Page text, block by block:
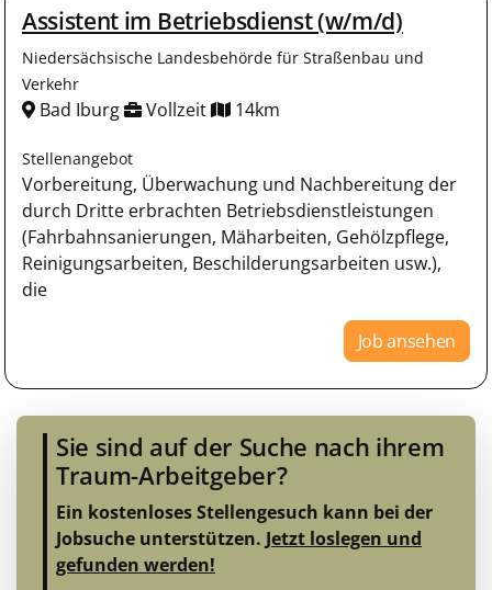
Assistent im Betriebsdienst (w/m/d)
Niedersächsische Landesbehörde für Straßenbau und
Verkehr
Bad Iburg Vollzeit 14km
Stellenangebot
Vorbereitung, Überwachung und Nachbereitung der
durch Dritte erbrachten Betriebsdienstleistungen
(Fahrbahnsanierungen, Mäharbeiten, Gehölzpflege,
Reinigungsarbeiten, Beschilderungsarbeiten usw.),
die
Job ansehen
Sie sind auf der Suche nach ihrem
Traum-Arbeitgeber?
Ein kostenloses Stellengesuch kann bei der
Jobsuche unterstützen. Jetzt loslegen und
gefunden werden!